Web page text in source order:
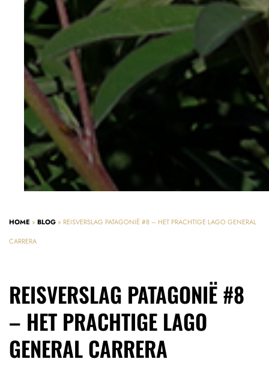
HOME » BLOG » REISVERSLAG PATAGONIË #8 – HET PRACHTIGE LAGO GENERAL
CARRERA
REISVERSLAG PATAGONIË #8
– HET PRACHTIGE LAGO
GENERAL CARRERA